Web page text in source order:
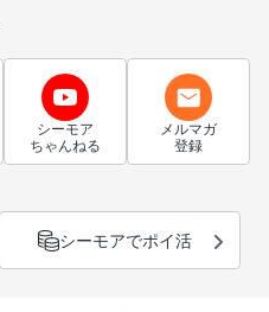
シーモア
ちゃんねる
メルマガ
登録
シーモアでポイ活